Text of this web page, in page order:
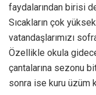
faydalarından birisi
Sıcakların çok
vatandaşlarımızı
Özellikle okula
çantalarına sezonu
sonra ise kuru üzüm